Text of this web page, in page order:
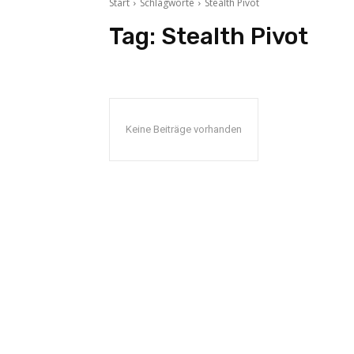
Start Schlagworte Stealth Pivot
Tag: Stealth Pivot
Keine Beiträge vorhanden